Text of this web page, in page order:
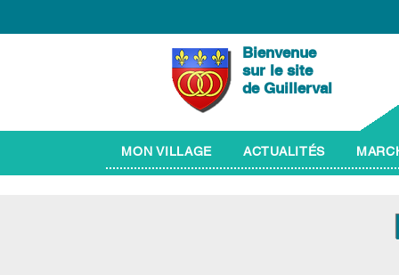
Bienvenue
sur le site
de Guillerval
MON VILLAGE ACTUALITÉS